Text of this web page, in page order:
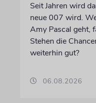
Seit Jahren wird
neue 007 wird.
Amy Pascal geht,
Stehen die
weiterhin gut?
06.08.2026